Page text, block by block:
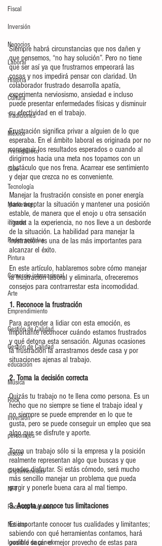
Fiscal
Inversión
Negocios
Laboral
Historia
Cultura
Tradiciones
México
Prehispánico
Cine
Tecnología
Marketing
internet
Redes sociales
Pintura
Comercio internacional
Arte
Emprendimiento
Gestión de Calidad
Gestión de Calidad
educación
Música
Rock
Inversión
personajes
discos
Criptomonedas
NFT
Recursos Humanos
Noticias
Igualdad de género
Siempre habrá circunstancias que nos dañen y
que pensemos, “no hay solución”. Pero no tiene
que ser así ya que frustrarnos empeorará las
cosas y nos impedirá pensar con claridad. Un
colaborador frustrado desarrolla apatía,
experimenta nerviosismo, ansiedad e incluso
puede presentar enfermedades físicas y disminuir
su efectividad en el trabajo.
Frustración significa privar a alguien de lo que
esperaba. En el ámbito laboral es originada por no
conseguir los resultados esperados o cuando al
dirigirnos hacia una meta nos topamos con un
obstáculo que nos frena. Acarrear ese sentimiento
y dejar que crezca no es conveniente.
Manejar la frustración consiste en poner energía
para aceptar la situación y mantener una posición
estable, de manera que el enojo u otra sensación
ligada a la experiencia, no nos lleve a un desborde
de la situación. La habilidad para manejar la
frustración es una de las más importantes para
alcanzar el éxito.
En este artículo, hablaremos sobre cómo manejar
la frustración laboral y eliminarla, ofreceremos
consejos para contrarrestar esta incomodidad.
1. Reconoce la frustración
Para aprender a lidiar con esta emoción, es
importante reconocer cuándo estamos frustrados
y qué detona esta sensación. Algunas ocasiones
la frustración la arrastramos desde casa y por
situaciones ajenas al trabajo.
2. Toma la decisión correcta
Quizás tu trabajo no te llena como persona. Es un
hecho que no siempre se tiene el trabajo ideal y
no siempre se puede emprender en lo que te
gusta, pero se puede conseguir un empleo que sea
algo que se disfrute y aporte.
Toma un trabajo sólo si la empresa y la posición
realmente representan algo que buscas y que
puedes disfrutar. Si estás cómodo, será mucho
más sencillo manejar un problema que pueda
surgir y ponerle buena cara al mal tiempo.
3. Acepta y conoce tus limitaciones
Es importante conocer tus cualidades y limitantes;
sabiendo con qué herramientas contamos, hará
posible sacar el mejor provecho de estas para